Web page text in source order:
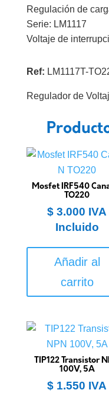
Regulación de
Serie: LM1117
Voltaje de
Ref: LM1117T-
Regulador de
Mosfet IRF540
TO220
$ 3.000 IVA
Incluido
Añadir al
carrito
TIP122 Transistor
100V, 5A
$ 1.550 IVA